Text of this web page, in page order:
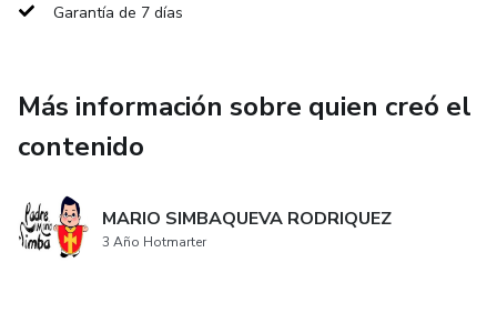
emociones abrumadoras.
sanación emocional": Esta frase posiciona el libro como una
fuente de sabiduría y guía para la sanación emocional.
- "Aprende a identificar y transformar patrones
emocionales negativos"
Garantía de 7 días
Más información sobre quien creó el
contenido
MARIO SIMBAQUEVA RODRIQUEZ
3 Año Hotmarter